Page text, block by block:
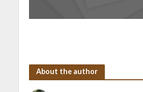
About the author